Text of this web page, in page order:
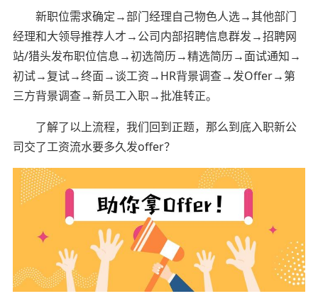
新职位需求确定→部门经理自己物色人选→其他部门
经理和大领导推荐人才→公司内部招聘信息群发→招聘网
站/猎头发布职位信息→初选简历→精选简历→面试通知→
初试→复试→终面→谈工资→HR背景调查→发Offer→第
三方背景调查→新员工入职→批准转正。
了解了以上流程，我们回到正题，那么到底入职新公
司交了工资流水要多久发offer？